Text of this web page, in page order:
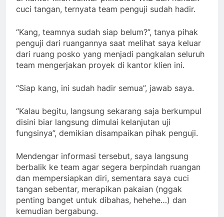
cuci tangan, ternyata team penguji sudah hadir.
“Kang, teamnya sudah siap belum?”, tanya pihak
penguji dari ruangannya saat melihat saya keluar
dari ruang posko yang menjadi pangkalan seluruh
team mengerjakan proyek di kantor klien ini.
“Siap kang, ini sudah hadir semua”, jawab saya.
“Kalau begitu, langsung sekarang saja berkumpul
disini biar langsung dimulai kelanjutan uji
fungsinya”, demikian disampaikan pihak penguji.
Mendengar informasi tersebut, saya langsung
berbalik ke team agar segera berpindah ruangan
dan mempersiapkan diri, sementara saya cuci
tangan sebentar, merapikan pakaian (nggak
penting banget untuk dibahas, hehehe…) dan
kemudian bergabung.